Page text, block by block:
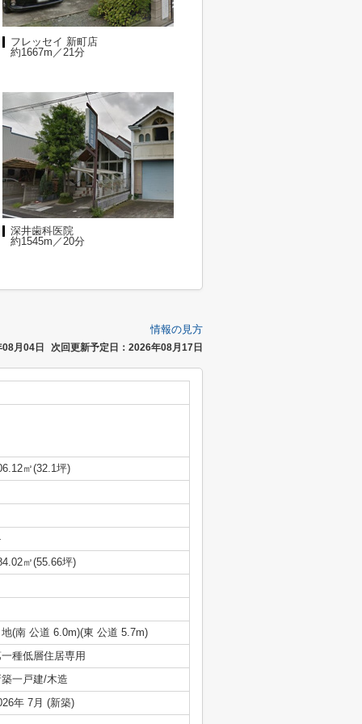
フレッセイ 新町店
約1667m／21分
深井歯科医院
約1545m／20分
情報の見方
月04日 次回更新予定日：2026年08月17日
㎡(32.1坪)
㎡(55.66坪)
(南 公道 6.0m)(東 公道 5.7m)
種低層住居専用
一戸建/木造
年 7月 (新築)